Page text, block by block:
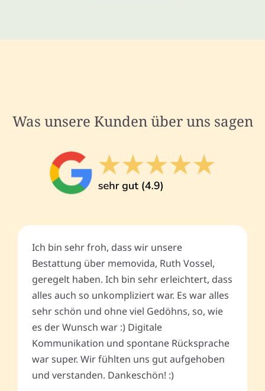
Was unsere Kunden über uns sagen
Ich bin sehr froh, dass wir unsere
Bestattung über memovida, Ruth Vossel,
geregelt haben. Ich bin sehr erleichtert, dass
alles auch so unkompliziert war. Es war alles
sehr schön und ohne viel Gedöhns, so, wie
es der Wunsch war :) Digitale
Kommunikation und spontane Rücksprache
war super. Wir fühlten uns gut aufgehoben
und verstanden. Dankeschön! :)